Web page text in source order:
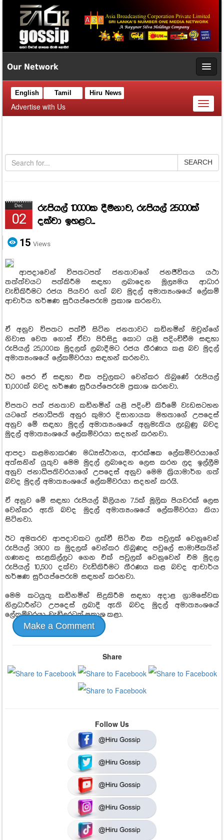
Our Network
English Tamil Hiru News
Advertise with Us
Toggle
SEARCH
Dec
02
රුපියල් 10000ක දීමනාව, රුපියල් 25000ක්
දක්වා ඉහළට...
15 Views
ආපදාවෙන් විපතටපත් ජනතාවගේ ජනජීවිතය යථා
තත්ත්වයට පත්කිරීම සඳහා ලබාදෙන මූල්‍යමය ආධාර
වැඩිකිරීමට රජය පියවර ගත් බව මුදල් අමාත්‍යංශයේ ලේකම්
ආචාර්ය හර්ෂණ සුරියප්පෙරුම ප්‍රකාශ කරනවා.
ඒ අනුව විපතට පත්වී සිටින ජනතාවට කඩිනමින් ඔවුන්ගේ
නිවාස වෙත ගොස් ඒවා පිරිසිදු කොට යළි පදිංචිවීම සඳහා
රුපියල් 25,000ක මුදලක් ලබාදීමට රජය තීරණය කළ බව මුදල්
අමාත්‍යංශයේ ලේකම්වරයා සඳහන් කරනවා.
ඊට පෙර ඒ සඳහා එක පවුලකට වෙන්කර තිබුණේ රුපියල්
10,000ක් බවද හර්ෂණ සුරියප්පෙරුම ප්‍රකාශ කරනවා.
විපතට පත් ජනතාව කඩිනමින් යළි පදිංචි කිරීමේ වැඩසටහන
යටතේ ජනාධිපති අනුර කුමාර දිසානායක මහතාගේ උපදෙස්
අනුව මේ සඳහා මුදල් අමාත්‍යංශයේ අනුමැතිය ලැබුණු බවද
මුදල් අමාත්‍යංශයේ ලේකම්වරයා සදහන් කරනවා.
ආපදා කළමනාකරණ මධ්‍යස්ථානය, ආරක්ෂක ලේකම්වරයාගේ
අත්සනින් යුතුව මෙම මුදල් ලබාදෙන ලෙස කරන ලද ඉල්ලීම
අනුව ජනාධිපතිවරයාගේ උපදෙස් අනුව මෙම ක්‍රියාමාර්ග ගත්
බවද මුදල් අමාත්‍යංශයේ ලේකම්වරයා සදහන් කරයි.
ඒ අනුව මේ සඳහා රුපියල් බිලියන 7.5ක් මූලික පියවරක් ලෙස
වෙන්කර ඇති බවද මුදල් අමාත්‍යංශයේ ලේකම්වරයා කියා
සිටිනවා.
ඊට අමතරව ආපදාවකට ලක්වී සිටින එක පවුලක් වෙනුවෙන්
රුපියල් 3600 ක මුදලක් වෙන්කර තිබුණද පවුලේ සාමාජිකයින්
ගණනද සැළකිල්ලට ගෙන එක් පවුලක් වෙනුවෙන් එම මුදල
රුපියල් 10,500 දක්වා වැඩිකිරීමට තීරණය කළ බවද ආචාර්ය
හර්ෂණ සුරියප්පෙරුම සඳහන් කරනවා.
මෙම කටයුතු කඩිනමින් සිදුකිරීම සඳහා අදාළ ග්‍රාමසේවක
නිලධාරීන්ට උපදෙස් ලබාදී ඇති බවද මුදල් අමාත්‍යංශයේ
ලේකම්වරයා වැඩිදුරටත් ප්‍රකාශ කළා.
Make a Comment
Share
Follow Us